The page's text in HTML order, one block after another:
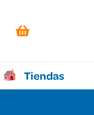
Tiendas